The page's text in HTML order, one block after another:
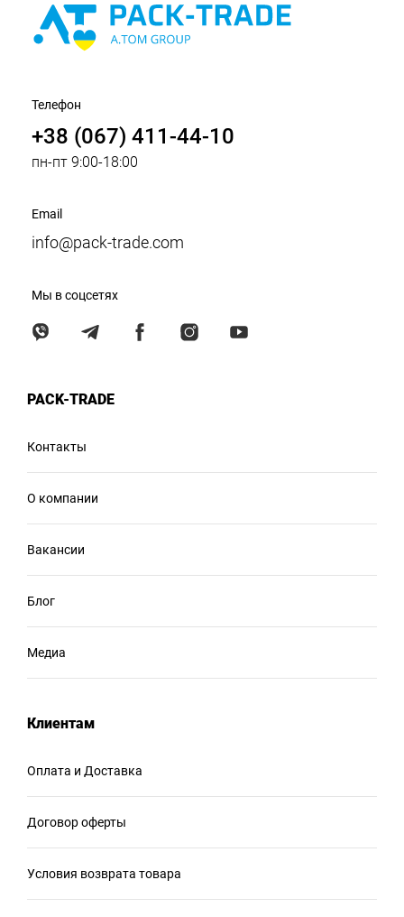
Телефон
+38 (067) 411-44-10
пн-пт 9:00-18:00
Email
info@pack-trade.com
Мы в соцсетях
PACK-TRADE
Контакты
О компании
Вакансии
Блог
Медиа
Клиентам
Оплата и Доставка
Договор оферты
Условия возврата товара